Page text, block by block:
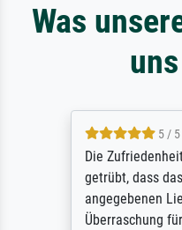
Was
5 / 5
Die Zufriedenheit
getrübt, dass das
angegebenen
Überraschung für